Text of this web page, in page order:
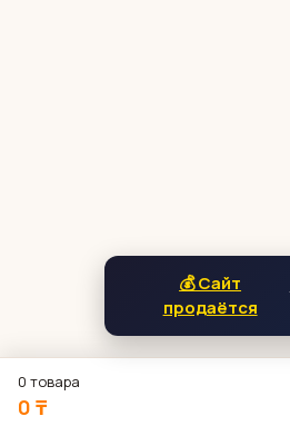
💰 Сайт
продаётся
0 товара
0 ₸